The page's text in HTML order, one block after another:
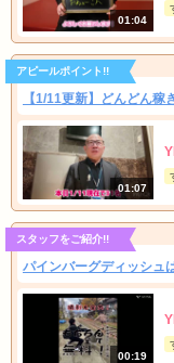
01:04
アピールポイント!!
【1/11更新】どんどん稼
01:07
スタッフをご紹介!!
パインバーグディッシュ
00:19